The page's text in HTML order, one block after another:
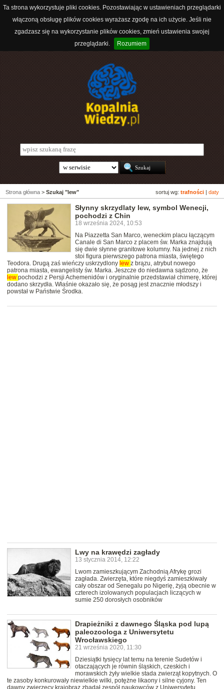
Ta strona wykorzystuje pliki cookies. Pozostawiając w ustawieniach przeglądarki
włączoną obsługę plików cookies wyrażasz zgodę na ich użycie. Jeśli nie
zgadzasz się na wykorzystanie plików cookies, zmień ustawienia swojej
przeglądarki.
Rozumiem
sortuj wg: trafności daty
Strona główna > Szukaj "lew"
Słynny skrzydlaty lew, symbol Wenecji,
pochodzi z Chin
18 września 2024, 10:53
Na Piazzetta San Marco, weneckim placu łączącym
Canale di San Marco z placem św. Marka znajdują
się dwie słynne granitowe kolumny. Na jednej z nich
stoi figura pierwszego patrona miasta, świętego
Teodora. Drugą zaś wieńczy uskrzydlony lew z brązu, atrybut nowego
patrona miasta, ewangelisty św. Marka. Jeszcze do niedawna sądzono, że
lew pochodzi z Persji Achemenidów i oryginalnie przedstawiał chimerę, której
dodano skrzydła. Właśnie okazało się, że posąg jest znacznie młodszy i
powstał w Państwie Środka.
Lwy na krawędzi zagłady
13 stycznia 2014, 12:22
Lwom zamieszkującym Zachodnią Afrykę grozi
zagłada. Zwierzęta, które niegdyś zamieszkiwały
cały obszar od Senegalu po Nigerię, żyją obecnie w
czterech izolowanych populacjach liczących w
sumie 250 dorosłych osobników
Drapieżniki z dawnego Śląska pod lupą
paleozoologa z Uniwersytetu
Wrocławskiego
21 września 2020, 11:30
Dziesiątki tysięcy lat temu na terenie Sudetów i
otaczających je równin śląskich, czeskich i
morawskich żyły wielkie stada zwierząt kopytnych. O
te zasoby konkurowały niewielkie wilki, potężne likaony i silne cyjony. Ten